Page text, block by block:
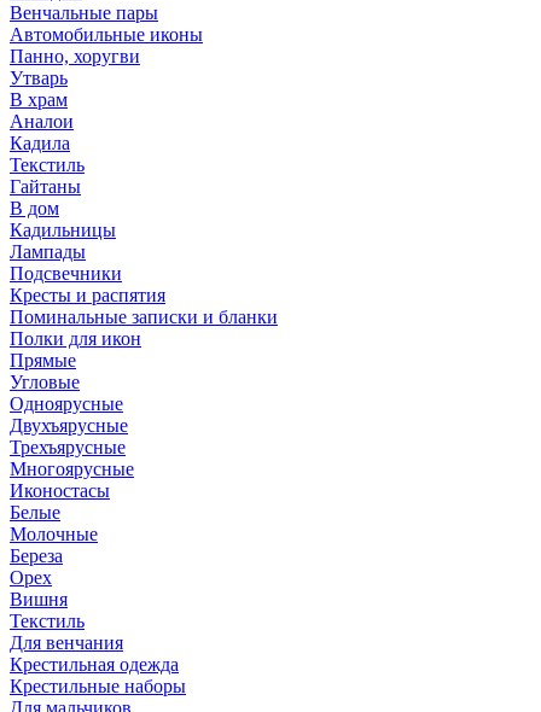
Венчальные пары
Автомобильные иконы
Панно, хоругви
Утварь
В храм
Аналои
Кадила
Текстиль
Гайтаны
В дом
Кадильницы
Лампады
Подсвечники
Кресты и распятия
Поминальные записки и бланки
Полки для икон
Прямые
Угловые
Одноярусные
Двухъярусные
Трехъярусные
Многоярусные
Иконостасы
Белые
Молочные
Береза
Орех
Вишня
Текстиль
Для венчания
Крестильная одежда
Крестильные наборы
Для мальчиков